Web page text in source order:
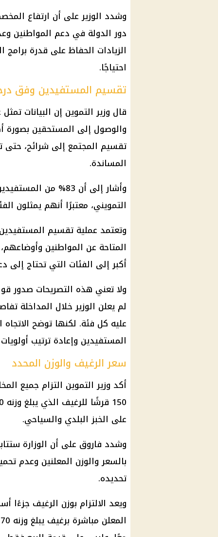
وشدد الوزير على أن ارتفاع
دور الدولة في دعم
الزيادات الحفاظ على قدرة برامج
احتياجًا.
تقسيم المستفيدين وفق
قال وزير التموين إن البيانات
والوصول إلى المستحقين بصورة
تقسيم المجتمع إلى شرائح، حتى
المساندة.
وأشار إلى أن 83% من المستفيدين من برنامج
التمويني، معتبرًا أنهم يمثلون
وتعتمد عملية تقسيم
المتاحة عن المواطنين
أكبر إلى الفئات التي تحتاج إلى
ولا تعني هذه التصريحات صدور
لم يعلن الوزير خلال المداخلة
عليه كل فئة. لكنها توضح
المستفيدين وإعادة ترتيب
سعر الرغيف والوزن المحدد
أكد وزير التموين التزام جميع
على الخبز البلدي والسياحي.
وشدد فاروق على أن الوزارة
بالسعر والوزن المعلنين وعدم
تحديده.
ويعد الالتزام بوزن الرغيف جزءًا